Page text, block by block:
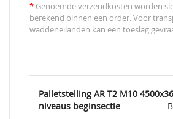
* Genoemde verzendkosten worden
berekend binnen een order. Voor
waddeneilanden kan een toeslag
Palletstelling AR T2 M10
niveaus beginsectie